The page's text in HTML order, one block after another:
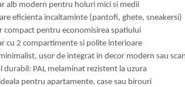
alb modern pentru holuri mici si medii
eficienta incaltaminte (pantofi, ghete, sneakersi)
compact pentru economisirea spatiului
cu 2 compartimente si polite interioare
usor de integrat in decor modern sau
durabil: PAL melaminat rezistent la uzura
pentru apartamente, case sau birouri